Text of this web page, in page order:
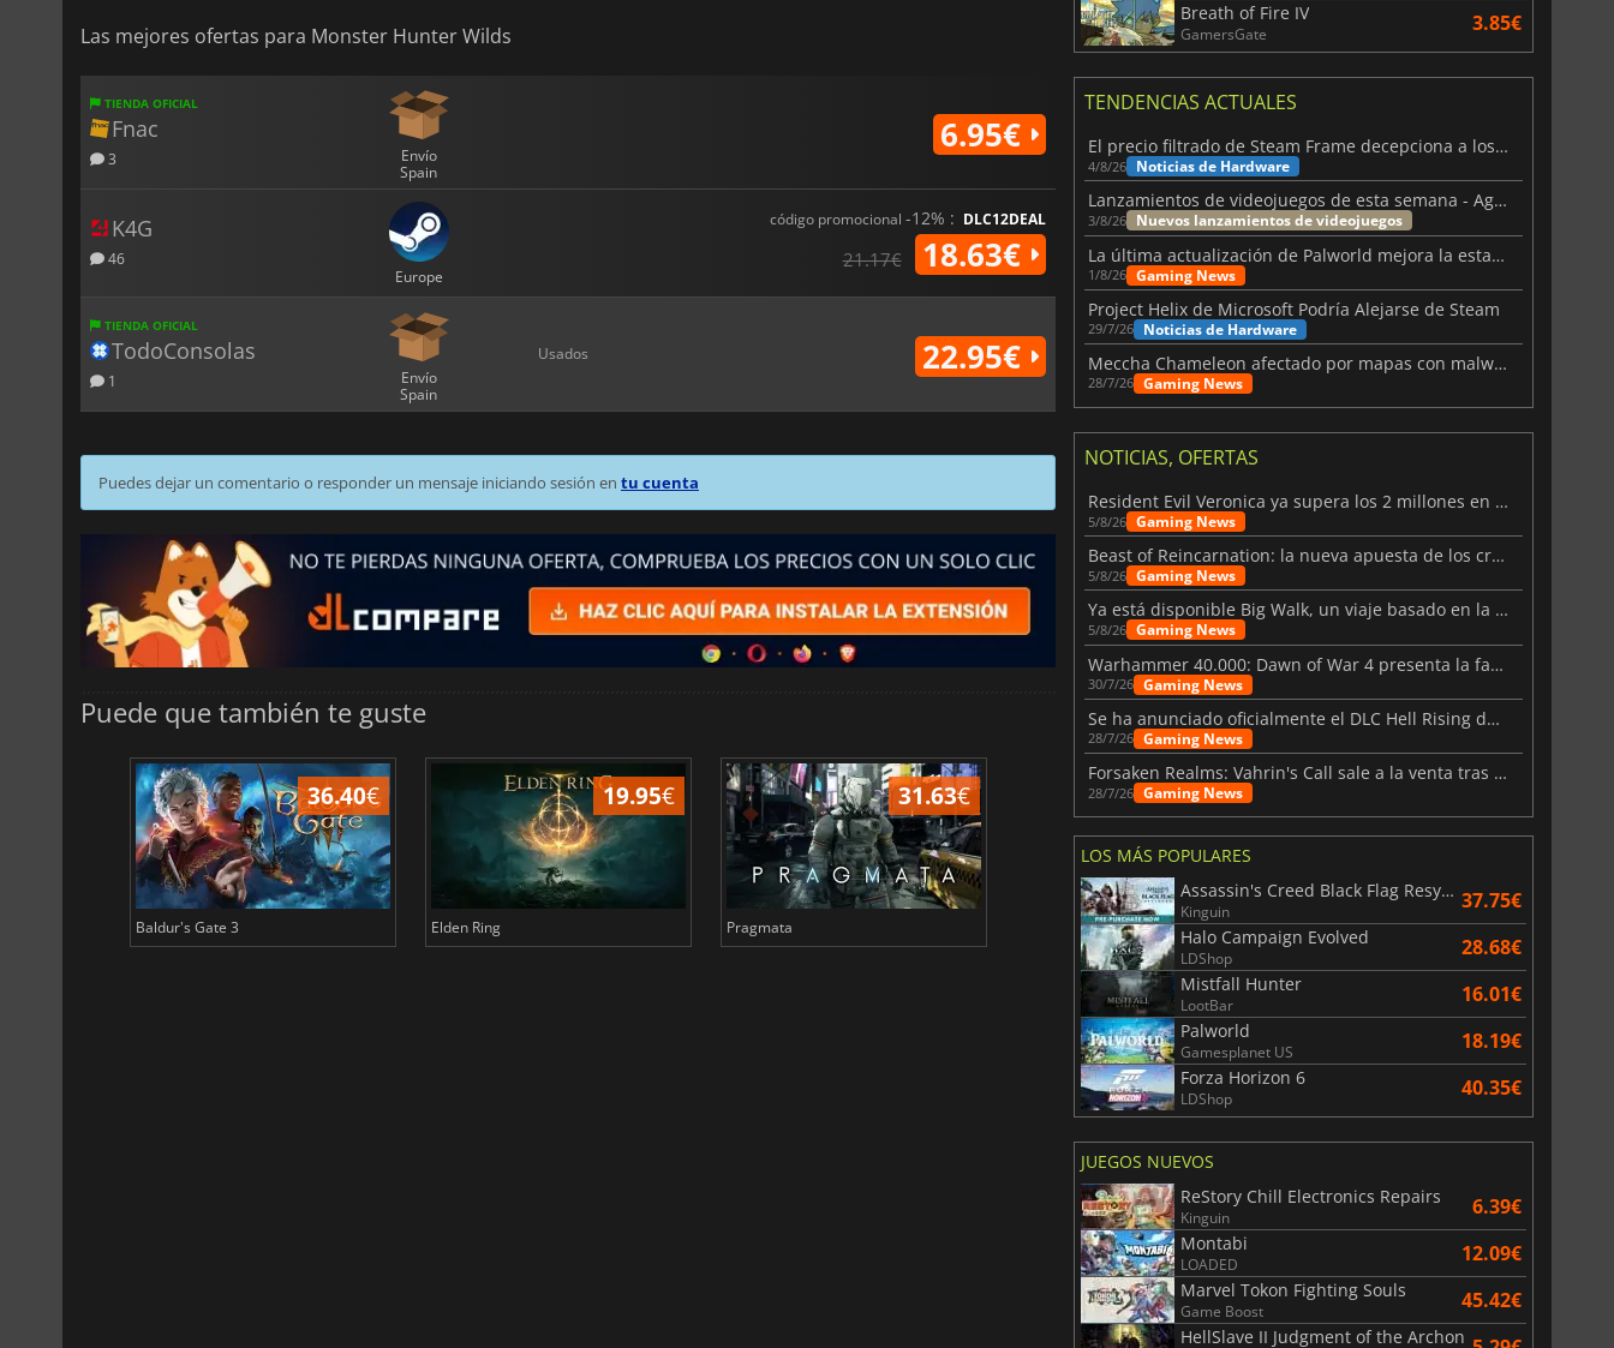
Las mejores ofertas para Monster Hunter Wilds
TIENDA OFICIAL
Fnac
3
Envío
Spain
6.95€
K4G
46
Europe
código promocional -12% : DLC12DEAL
21.17€ 18.63€
TIENDA OFICIAL
TodoConsolas
1
Envío
Spain
Usados 22.95€
Puedes dejar un comentario o responder un mensaje iniciando sesión en tu cuenta
Puede que también te guste
36.40€
Baldur's Gate 3
19.95€
Elden Ring
31.63€
Pragmata
6.77€
Total War WARHAMMER 3 Lies Of P
Breath of Fire IV
GamersGate 3.85€
TENDENCIAS ACTUALES
El precio filtrado de Steam Frame decepciona a los usuarios
4/8/26 Noticias de Hardware
Lanzamientos de videojuegos de esta semana - Agosto de 2026 (semana 32)
3/8/26 Nuevos lanzamientos de videojuegos
La última actualización de Palworld mejora la estabilidad
1/8/26 Gaming News
Project Helix de Microsoft Podría Alejarse de Steam
29/7/26 Noticias de Hardware
Meccha Chameleon afectado por mapas con malware y Discord
28/7/26 Gaming News
NOTICIAS, OFERTAS
Resident Evil Veronica ya supera los 2 millones en listas de deseados
5/8/26 Gaming News
Beast of Reincarnation: la nueva apuesta de los creadores de Pokémon
5/8/26 Gaming News
Ya está disponible Big Walk, un viaje basado en la amistad
5/8/26 Gaming News
Warhammer 40.000: Dawn of War 4 presenta la facción de los Necrones
30/7/26 Gaming News
Se ha anunciado oficialmente el DLC Hell Rising de Nioh 3
28/7/26 Gaming News
Forsaken Realms: Vahrin's Call sale a la venta tras una década
28/7/26 Gaming News
LOS MÁS POPULARES
Assassin's Creed Black Flag Resynced
Kinguin 37.75€
Halo Campaign Evolved
LDShop 28.68€
Mistfall Hunter
LootBar 16.01€
Palworld
Gamesplanet US 18.19€
Forza Horizon 6
LDShop 40.35€
JUEGOS NUEVOS
ReStory Chill Electronics Repairs
Kinguin 6.39€
Montabi
LOADED 12.09€
Marvel Tokon Fighting Souls
Game Boost 45.42€
HellSlave II Judgment of the Archon